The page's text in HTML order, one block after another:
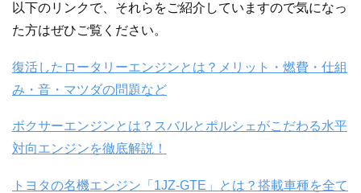
以下のリンクで、それらをご紹介していますので気になっ
た方はぜひご覧ください。
復活したロータリーエンジンとは？メリット・燃費・仕組
み・音・マツダの問題など
ボクサーエンジンとは？スバルとポルシェがこだわる水平
対向エンジンを徹底解説！
トヨタの名機エンジン「1JZ-GTE」とは？搭載車種を全て